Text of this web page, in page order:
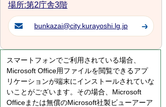
場所:第2庁舎3階
bunkazai@city.kurayoshi.lg.jp
スマートフォンでご利用されている場合、
Microsoft Office用ファイルを閲覧できるアプ
リケーションが端末にインストールされていな
いことがございます。その場合、Microsoft
Officeまたは無償のMicrosoft社製ビューアーア